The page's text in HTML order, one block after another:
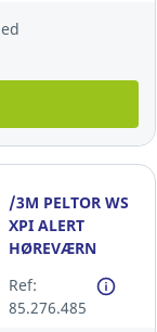
/3M PELTOR WS
XPI ALERT
HØREVÆRN
BLUETOOTH
30DB MOBILAPP
Ref:
85.276.485